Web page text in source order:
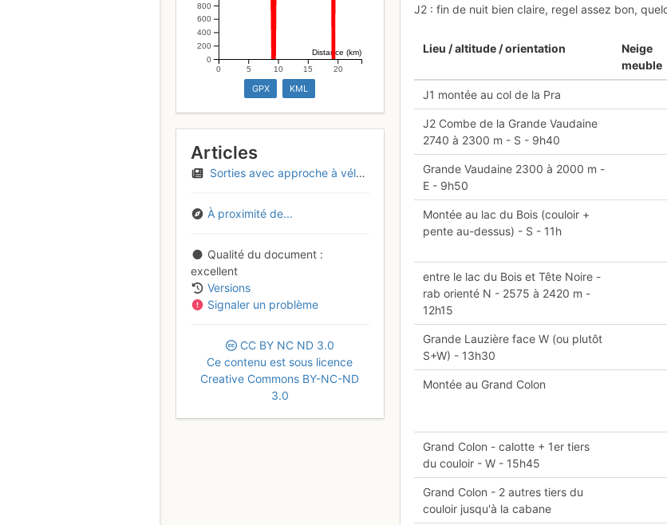
0
200
400
600
800
0 5 10 15 20
Distance (km)
GPX KML
Articles
Sorties avec approche à vélo (véloski, vélomontagne)
À proximité de...
Qualité du document
excellent
Versions
Signaler un problème
CC BY NC ND 3.0
Ce contenu est sous licence
Creative Commons BY-NC-ND
3.0
J2 : fin de nuit bien claire, regel assez bon,
Lieu / altitude / orientation
Neige
meuble
J1 montée au col de la Pra
J2 Combe de la Grande Vaudaine
2740 à 2300 m - S - 9h40
Grande Vaudaine 2300 à 2000 m -
E - 9h50
Montée au lac du Bois (couloir +
pente au-dessus) - S - 11h
entre le lac du Bois et Tête Noire -
rab orienté N - 2575 à 2420 m -
12h15
Grande Lauzière face W (ou plutôt
S+W) - 13h30
Montée au Grand Colon
Grand Colon - calotte + 1er tiers
du couloir - W - 15h45
Grand Colon - 2 autres tiers du
couloir jusqu'à la cabane